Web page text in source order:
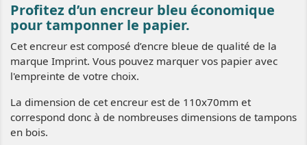
Profitez d’un encreur bleu économique
pour tamponner le papier.
Cet encreur est composé d’encre bleue de qualité de la
marque Imprint. Vous pouvez marquer vos papier avec
l'empreinte de votre choix.
La dimension de cet encreur est de 110x70mm et
correspond donc à de nombreuses dimensions de tampons
en bois.